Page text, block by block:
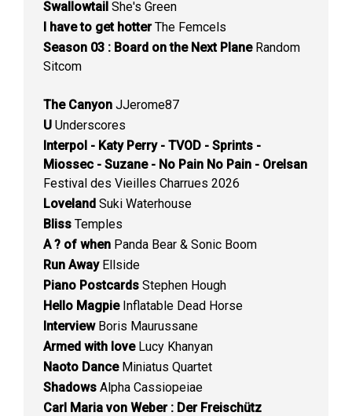
Swallowtail She's Green
I have to get hotterThe Femcels
Season 03 : Board on the Next PlaneRandom
Sitcom
The Canyon JJerome87
U Underscores
Interpol - Katy Perry - TVOD - Sprints -
Miossec - Suzane - No Pain No Pain - Orelsan
Festival des Vieilles Charrues 2026
Loveland Suki Waterhouse
Bliss Temples
A ? of when Panda Bear & Sonic Boom
Run AwayEllside
Piano Postcards Stephen Hough
Hello MagpieInflatable Dead Horse
InterviewBoris Maurussane
Armed with loveLucy Khanyan
Naoto DanceMiniatus Quartet
Shadows Alpha Cassiopeiae
Carl Maria von Weber : Der Freischütz